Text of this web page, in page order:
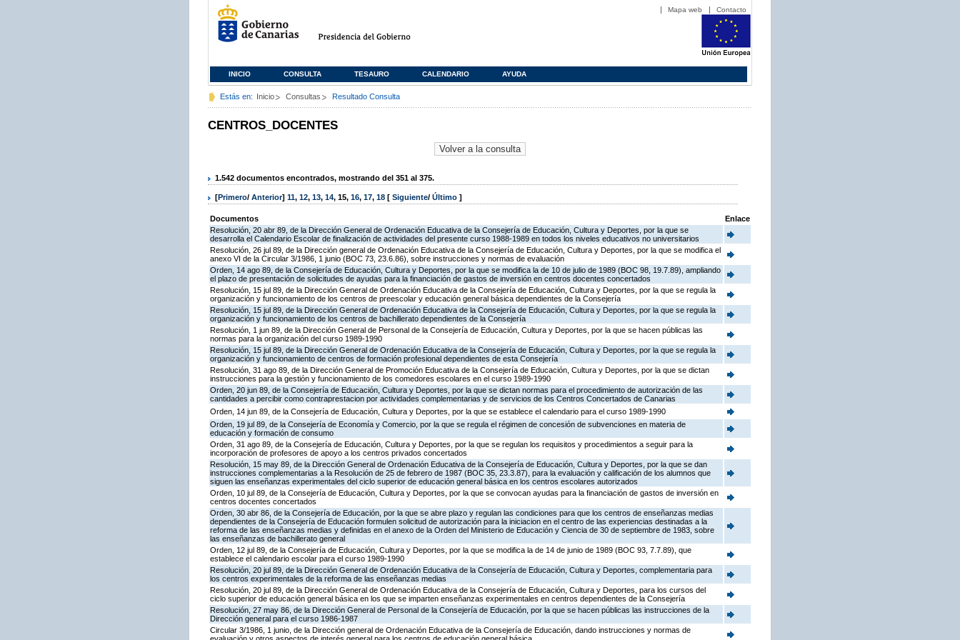
Mapa web Contacto
INICIO CONSULTA TESAURO CALENDARIO AYUDA
Estás en: Inicio Consultas Resultado Consulta
CENTROS_DOCENTES
1.542 documentos encontrados, mostrando del 351 al 375.
[Primero/ Anterior] 11, 12, 13, 14, 15, 16, 17, 18 [ Siguiente/ Último ]
Documentos
Enlace
Resolución, 20 abr 89, de la Dirección General de Ordenación Educativa de la Consejería de Educación, Cultura y Deportes, por la que se
desarrolla el Calendario Escolar de finalización de actividades del presente curso 1988-1989 en todos los niveles educativos no universitarios
Resolución, 26 jul 89, de la Dirección general de Ordenación Educativa de la Consejería de Educación, Cultura y Deportes, por la que se modifica el
anexo VI de la Circular 3/1986, 1 junio (BOC 73, 23.6.86), sobre instrucciones y normas de evaluación
Orden, 14 ago 89, de la Consejería de Educación, Cultura y Deportes, por la que se modifica la de 10 de julio de 1989 (BOC 98, 19.7.89), ampliando
el plazo de presentación de solicitudes de ayudas para la financiación de gastos de inversión en centros docentes concertados
Resolución, 15 jul 89, de la Dirección General de Ordenación Educativa de la Consejería de Educación, Cultura y Deportes, por la que se regula la
organización y funcionamiento de los centros de preescolar y educación general básica dependientes de la Consejería
Resolución, 15 jul 89, de la Dirección General de Ordenación Educativa de la Consejería de Educación, Cultura y Deportes, por la que se regula la
organización y funcionamiento de los centros de bachillerato dependientes de la Consejería
Resolución, 1 jun 89, de la Dirección General de Personal de la Consejería de Educación, Cultura y Deportes, por la que se hacen públicas las
normas para la organización del curso 1989-1990
Resolución, 15 jul 89, de la Dirección General de Ordenación Educativa de la Consejería de Educación, Cultura y Deportes, por la que se regula la
organización y funcionamiento de centros de formación profesional dependientes de esta Consejería
Resolución, 31 ago 89, de la Dirección General de Promoción Educativa de la Consejería de Educación, Cultura y Deportes, por la que se dictan
instrucciones para la gestión y funcionamiento de los comedores escolares en el curso 1989-1990
Orden, 20 jun 89, de la Consejería de Educación, Cultura y Deportes, por la que se dictan normas para el procedimiento de autorización de las
cantidades a percibir como contraprestacion por actividades complementarias y de servicios de los Centros Concertados de Canarias
Orden, 14 jun 89, de la Consejería de Educación, Cultura y Deportes, por la que se establece el calendario para el curso 1989-1990
Orden, 19 jul 89, de la Consejería de Economía y Comercio, por la que se regula el régimen de concesión de subvenciones en materia de
educación y formación de consumo
Orden, 31 ago 89, de la Consejería de Educación, Cultura y Deportes, por la que se regulan los requisitos y procedimientos a seguir para la
incorporación de profesores de apoyo a los centros privados concertados
Resolución, 15 may 89, de la Dirección General de Ordenación Educativa de la Consejería de Educación, Cultura y Deportes, por la que se dan
instrucciones complementarias a la Resolución de 25 de febrero de 1987 (BOC 35, 23.3.87), para la evaluación y calificación de los alumnos que
siguen las enseñanzas experimentales del ciclo superior de educación general básica en los centros escolares autorizados
Orden, 10 jul 89, de la Consejería de Educación, Cultura y Deportes, por la que se convocan ayudas para la financiación de gastos de inversión en
centros docentes concertados
Orden, 30 abr 86, de la Consejería de Educación, por la que se abre plazo y regulan las condiciones para que los centros de enseñanzas medias
dependientes de la Consejería de Educación formulen solicitud de autorización para la iniciacion en el centro de las experiencias destinadas a la
reforma de las enseñanzas medias y definidas en el anexo de la Orden del Ministerio de Educación y Ciencia de 30 de septiembre de 1983, sobre
las enseñanzas de bachillerato general
Orden, 12 jul 89, de la Consejería de Educación, Cultura y Deportes, por la que se modifica la de 14 de junio de 1989 (BOC 93, 7.7.89), que
establece el calendario escolar para el curso 1989-1990
Resolución, 20 jul 89, de la Dirección General de Ordenación Educativa de la Consejería de Educación, Cultura y Deportes, complementaria para
los centros experimentales de la reforma de las enseñanzas medias
Resolución, 20 jul 89, de la Dirección General de Ordenación Educativa de la Consejería de Educación, Cultura y Deportes, para los cursos del
ciclo superior de educación general básica en los que se imparten enseñanzas experimentales en centros dependientes de la Consejería
Resolución, 27 may 86, de la Dirección General de Personal de la Consejería de Educación, por la que se hacen públicas las instrucciones de la
Dirección general para el curso 1986-1987
Circular 3/1986, 1 junio, de la Dirección general de Ordenación Educativa de la Consejería de Educación, dando instrucciones y normas de